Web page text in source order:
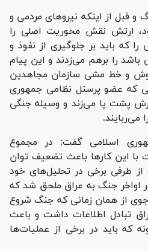
و قبل از اینکه نیرو‌های مردمی و
ارتش نقش محوریت اصلی را
که باید بر جلوگیری از نفوذ و
را برهم می‌زدند و این پیام
روش و خط مشی سازمان مجاهدین
عضو پرسنل نظامی جمهوری
پشت پا می‌زند و وسیله جنگی
می‌ربایند.
اسلامی گفت: در مجموع
این کار‌ها باعث تضعیف توان
طرفی برخی در تحلیل‌های خود
اواخر جنگ به عراق ملحق شد که
از همان زمانی که جنگ شروع
تبادل اطلاعات داشت و باعث
که باید در برخی از عملیات‌ها